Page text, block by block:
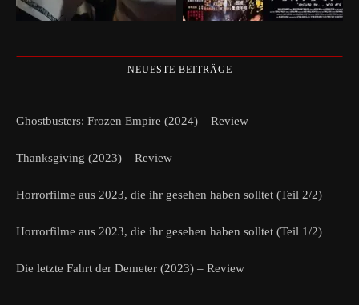
NEUESTE BEITRÄGE
Ghostbusters: Frozen Empire (2024) – Review
Thanksgiving (2023) – Review
Horrorfilme aus 2023, die ihr gesehen haben solltet (Teil 2/2)
Horrorfilme aus 2023, die ihr gesehen haben solltet (Teil 1/2)
Die letzte Fahrt der Demeter (2023) – Review